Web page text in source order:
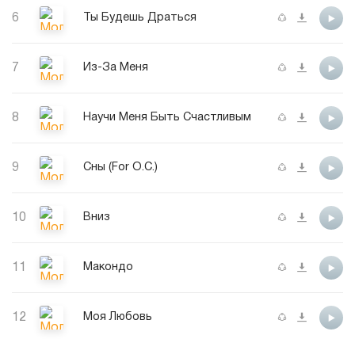
6 Ты Будешь Драться
7 Из-За Меня
8 Научи Меня Быть Счастливым
9 Сны (For O.C.)
10 Вниз
11 Макондо
12 Моя Любовь